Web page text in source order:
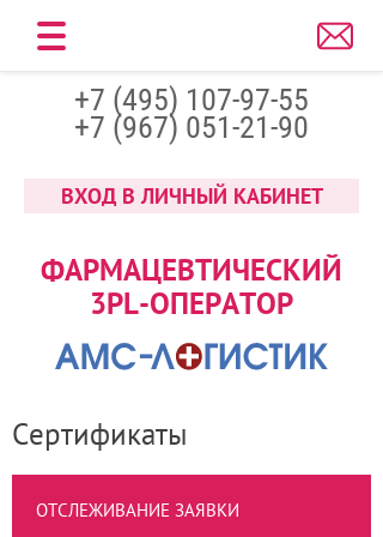
ФАРМАЦЕВТИЧЕСКИЙ
3PL-ОПЕРАТОР
+7 (495) 107-97-55
+7 (967) 051-21-90
ВХОД В ЛИЧНЫЙ КАБИНЕТ
Сертификаты
ОТСЛЕЖИВАНИЕ ЗАЯВКИ